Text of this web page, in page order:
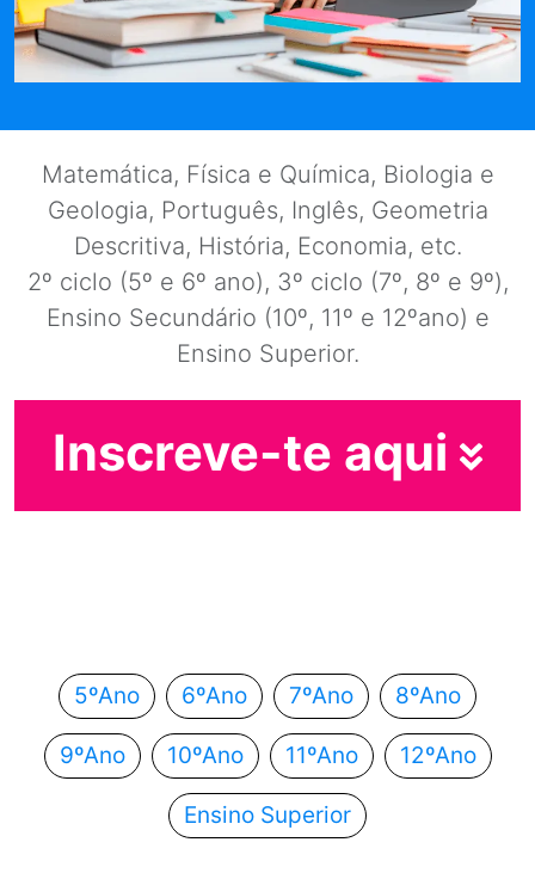
Matemática, Física e Química, Biologia e
Geologia, Português, Inglês, Geometria
Descritiva, História, Economia, etc.
2º ciclo (5º e 6º ano), 3º ciclo (7º, 8º e 9º),
Ensino Secundário (10º, 11º e 12ºano) e
Ensino Superior.
Inscreve-te aqui
5ºAno 6ºAno 7ºAno 8ºAno
9ºAno 10ºAno 11ºAno 12ºAno
Ensino Superior